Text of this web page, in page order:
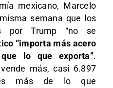
mexicano, Marcelo
semana que los
por Trump “no se
“importa más acero
lo que exporta”.
más, casi 6.897
más de lo que